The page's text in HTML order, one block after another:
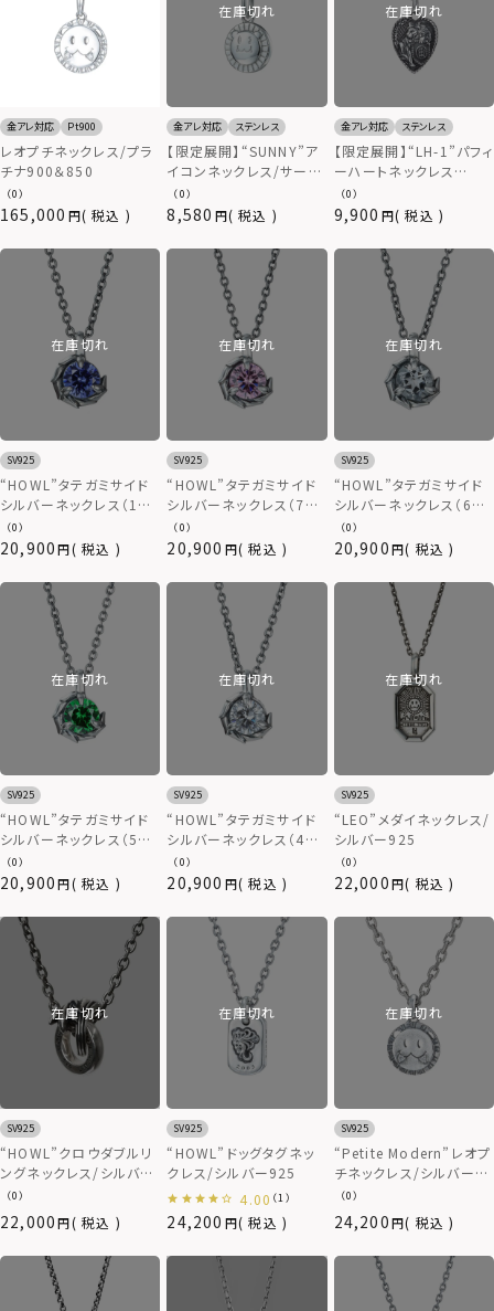
金アレ対応 Pt900
レオプチネックレス/プラ
チナ900＆850
165,000 税込
（0）
在庫切れ
金アレ対応 ステンレス
【限定展開】“SUNNY”ア
イコンネックレス/サージ
カルステンレス316L（金
属アレルギー対応）
8,580 税込
（0）
在庫切れ
金アレ対応 ステンレス
【限定展開】“LH-1”パフィ
ーハートネックレス
（type B）/サージカルス
テンレス（金属アレルギー
対応）
9,900 税込
（0）
在庫切れ
SV925
“HOWL”タテガミサイド
シルバーネックレス（12
月バースカラーストー
ン）/シルバー925
20,900 税込
（0）
在庫切れ
SV925
“HOWL”タテガミサイド
シルバーネックレス（7月
バースカラーストーン）/
シルバー925
20,900 税込
（0）
在庫切れ
SV925
“HOWL”タテガミサイド
シルバーネックレス（6月
バースカラーストーン）/
シルバー925
20,900 税込
（0）
在庫切れ
SV925
“HOWL”タテガミサイド
シルバーネックレス（5月
バースカラーストーン）/
シルバー925
20,900 税込
（0）
在庫切れ
SV925
“HOWL”タテガミサイド
シルバーネックレス（4月
バースカラーストーン）/
シルバー925
20,900 税込
（0）
在庫切れ
SV925
“LEO”メダイネックレス/
シルバー925
22,000 税込
（0）
在庫切れ
SV925
“HOWL”クロウダブルリ
ングネックレス/シルバー
925
22,000 税込
（0）
在庫切れ
SV925
“HOWL”ドッグタグネッ
クレス/シルバー925
24,200 税込
4.00 （1）
在庫切れ
SV925
“Petite Modern”レオプ
チネックレス/シルバー
925
24,200 税込
（0）